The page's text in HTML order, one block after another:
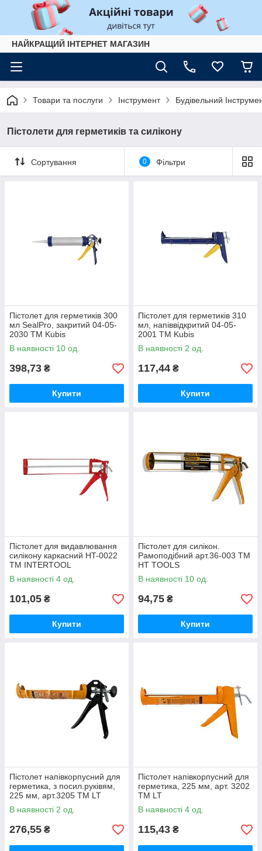
НАЙКРАЩИЙ ІНТЕРНЕТ МАГАЗИН
Товари та послуги Інструмент Будівельний
Пістолети для герметиків та силікону
Сортування 0 Фільтри
Пістолет для герметиків 300
мл SealPro, закритий 04-05-
2030 ТМ Kubis
В наявності 10 од.
398,73 ₴
Купити
Пістолет для герметиків 310
мл, напіввідкритий 04-05-
2001 ТМ Kubis
В наявності 2 од.
117,44 ₴
Купити
Пістолет для видавлювання
силікону каркасний HT-0022
ТМ INTERTOOL
В наявності 4 од.
101,05 ₴
Купити
Пістолет для силікон.
Рамоподібний арт.36-003 ТМ
HT TOOLS
В наявності 10 од.
94,75 ₴
Купити
Пістолет напівкорпусний для
герметика, з посил.руківям,
225 мм, арт.3205 ТМ LT
В наявності 2 од.
276,55 ₴
Пістолет напівкорпусний для
герметика, 225 мм, арт. 3202
ТМ LT
В наявності 4 од.
115,43 ₴